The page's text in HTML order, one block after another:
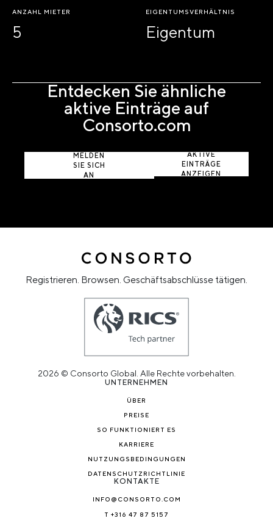
ANZAHL MIETER
5
EIGENTUMSVERHÄLTNIS
Eigentum
Entdecken Sie ähnliche
aktive Einträge auf
Consorto.com
MELDEN
SIE SICH
AN
AKTIVE
EINTRÄGE
ANZEIGEN
Registrieren. Browsen. Geschäftsabschlüsse tätigen.
2026 © Consorto Global. Alle Rechte vorbehalten.
UNTERNEHMEN
ÜBER
PREISE
SO FUNKTIONIERT ES
KARRIERE
NUTZUNGSBEDINGUNGEN
DATENSCHUTZRICHTLINIE
KONTAKTE
INFO@CONSORTO.COM
T +316 47 87 5157